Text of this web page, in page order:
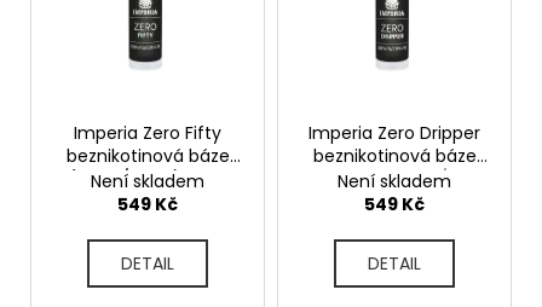
Imperia Zero Fifty
beznikotinová báze
(50VG/50PG) 50ml
Není skladem
549 Kč
DETAIL
Imperia Zero Dripper
beznikotinová báze
50ml 50ml70VG/30PG
Není skladem
549 Kč
DETAIL